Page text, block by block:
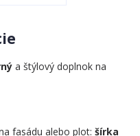
a štýlový doplnok na
fasádu alebo plot: šírka